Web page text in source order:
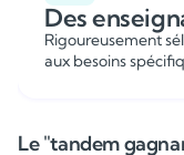
Des
Rigoureusement
aux besoins
Le "tandem